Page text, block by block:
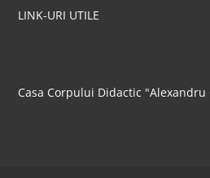
LINK-URI UTILE
Casa Corpului Didactic "Alexandru